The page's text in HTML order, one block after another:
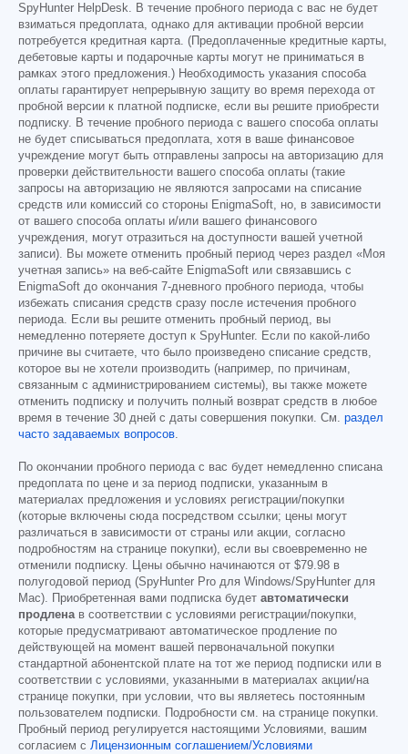
SpyHunter HelpDesk. В течение пробного периода с вас не будет
взиматься предоплата, однако для активации пробной версии
потребуется кредитная карта. (Предоплаченные кредитные карты,
дебетовые карты и подарочные карты могут не приниматься в
рамках этого предложения.) Необходимость указания способа
оплаты гарантирует непрерывную защиту во время перехода от
пробной версии к платной подписке, если вы решите приобрести
подписку. В течение пробного периода с вашего способа оплаты
не будет списываться предоплата, хотя в ваше финансовое
учреждение могут быть отправлены запросы на авторизацию для
проверки действительности вашего способа оплаты (такие
запросы на авторизацию не являются запросами на списание
средств или комиссий со стороны EnigmaSoft, но, в зависимости
от вашего способа оплаты и/или вашего финансового
учреждения, могут отразиться на доступности вашей учетной
записи). Вы можете отменить пробный период через раздел «Моя
учетная запись» на веб-сайте EnigmaSoft или связавшись с
EnigmaSoft до окончания 7-дневного пробного периода, чтобы
избежать списания средств сразу после истечения пробного
периода. Если вы решите отменить пробный период, вы
немедленно потеряете доступ к SpyHunter. Если по какой-либо
причине вы считаете, что было произведено списание средств,
которое вы не хотели производить (например, по причинам,
связанным с администрированием системы), вы также можете
отменить подписку и получить полный возврат средств в любое
время в течение 30 дней с даты совершения покупки. См. раздел
часто задаваемых вопросов
По окончании пробного периода с вас будет немедленно списана
предоплата по цене и за период подписки, указанным в
материалах предложения и условиях регистрации/покупки
(которые включены сюда посредством ссылки; цены могут
различаться в зависимости от страны или акции, согласно
подробностям на странице покупки), если вы своевременно не
отменили подписку. Цены обычно начинаются от $79.98 в
полугодовой период (SpyHunter Pro для Windows/SpyHunter для
Mac). Приобретенная вами подписка будет автоматически
продлена в соответствии с условиями регистрации/покупки,
которые предусматривают автоматическое продление по
действующей на момент вашей первоначальной покупки
стандартной абонентской плате на тот же период подписки или в
соответствии с условиями, указанными в материалах акции/на
странице покупки, при условии, что вы являетесь постоянным
пользователем подписки. Подробности см. на странице покупки.
Пробный период регулируется настоящими Условиями, вашим
согласием с Лицензионным соглашением/Условиями